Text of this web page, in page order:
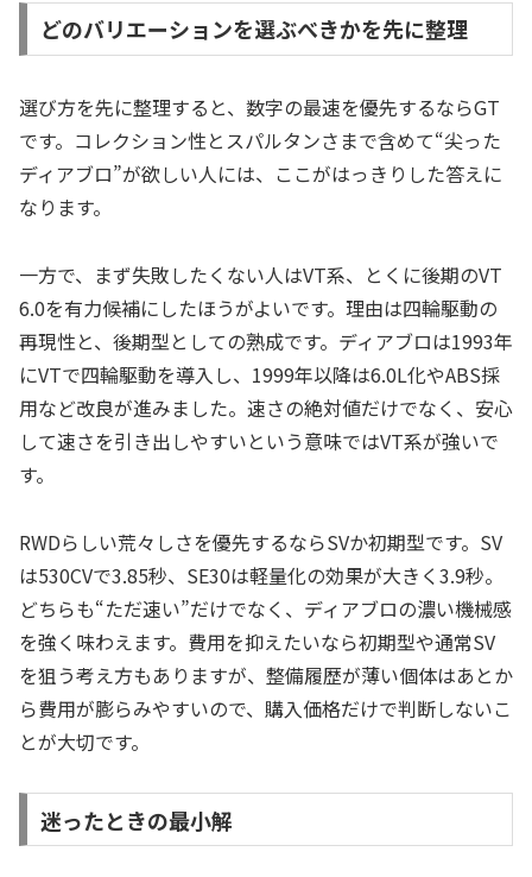
どのバリエーションを選ぶべきかを先に整理
選び方を先に整理すると、数字の最速を優先するならGT
です。コレクション性とスパルタンさまで含めて“尖った
ディアブロ”が欲しい人には、ここがはっきりした答えに
なります。
一方で、まず失敗したくない人はVT系、とくに後期のVT
6.0を有力候補にしたほうがよいです。理由は四輪駆動の
再現性と、後期型としての熟成です。ディアブロは1993年
にVTで四輪駆動を導入し、1999年以降は6.0L化やABS採
用など改良が進みました。速さの絶対値だけでなく、安心
して速さを引き出しやすいという意味ではVT系が強いで
す。
RWDらしい荒々しさを優先するならSVか初期型です。SV
は530CVで3.85秒、SE30は軽量化の効果が大きく3.9秒。
どちらも“ただ速い”だけでなく、ディアブロの濃い機械感
を強く味わえます。費用を抑えたいなら初期型や通常SV
を狙う考え方もありますが、整備履歴が薄い個体はあとか
ら費用が膨らみやすいので、購入価格だけで判断しないこ
とが大切です。
迷ったときの最小解